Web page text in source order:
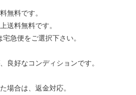
無料です。
送料無料です。
急便をご選択下さい。
良好なコンディションです。
場合は、返金対応。